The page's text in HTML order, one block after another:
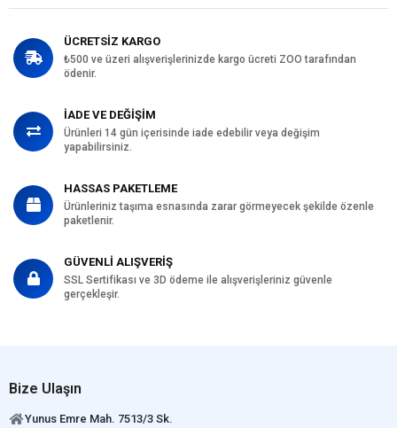
ÜCRETSİZ KARGO
₺500 ve üzeri alışverişlerinizde kargo ücreti ZOO tarafından
ödenir.
İADE VE DEĞİŞİM
Ürünleri 14 gün içerisinde iade edebilir veya değişim
yapabilirsiniz.
HASSAS PAKETLEME
Ürünleriniz taşıma esnasında zarar görmeyecek şekilde özenle
paketlenir.
GÜVENLİ ALIŞVERİŞ
SSL Sertifikası ve 3D ödeme ile alışverişleriniz güvenle
gerçekleşir.
Bize Ulaşın
Yunus Emre Mah. 7513/3 Sk.